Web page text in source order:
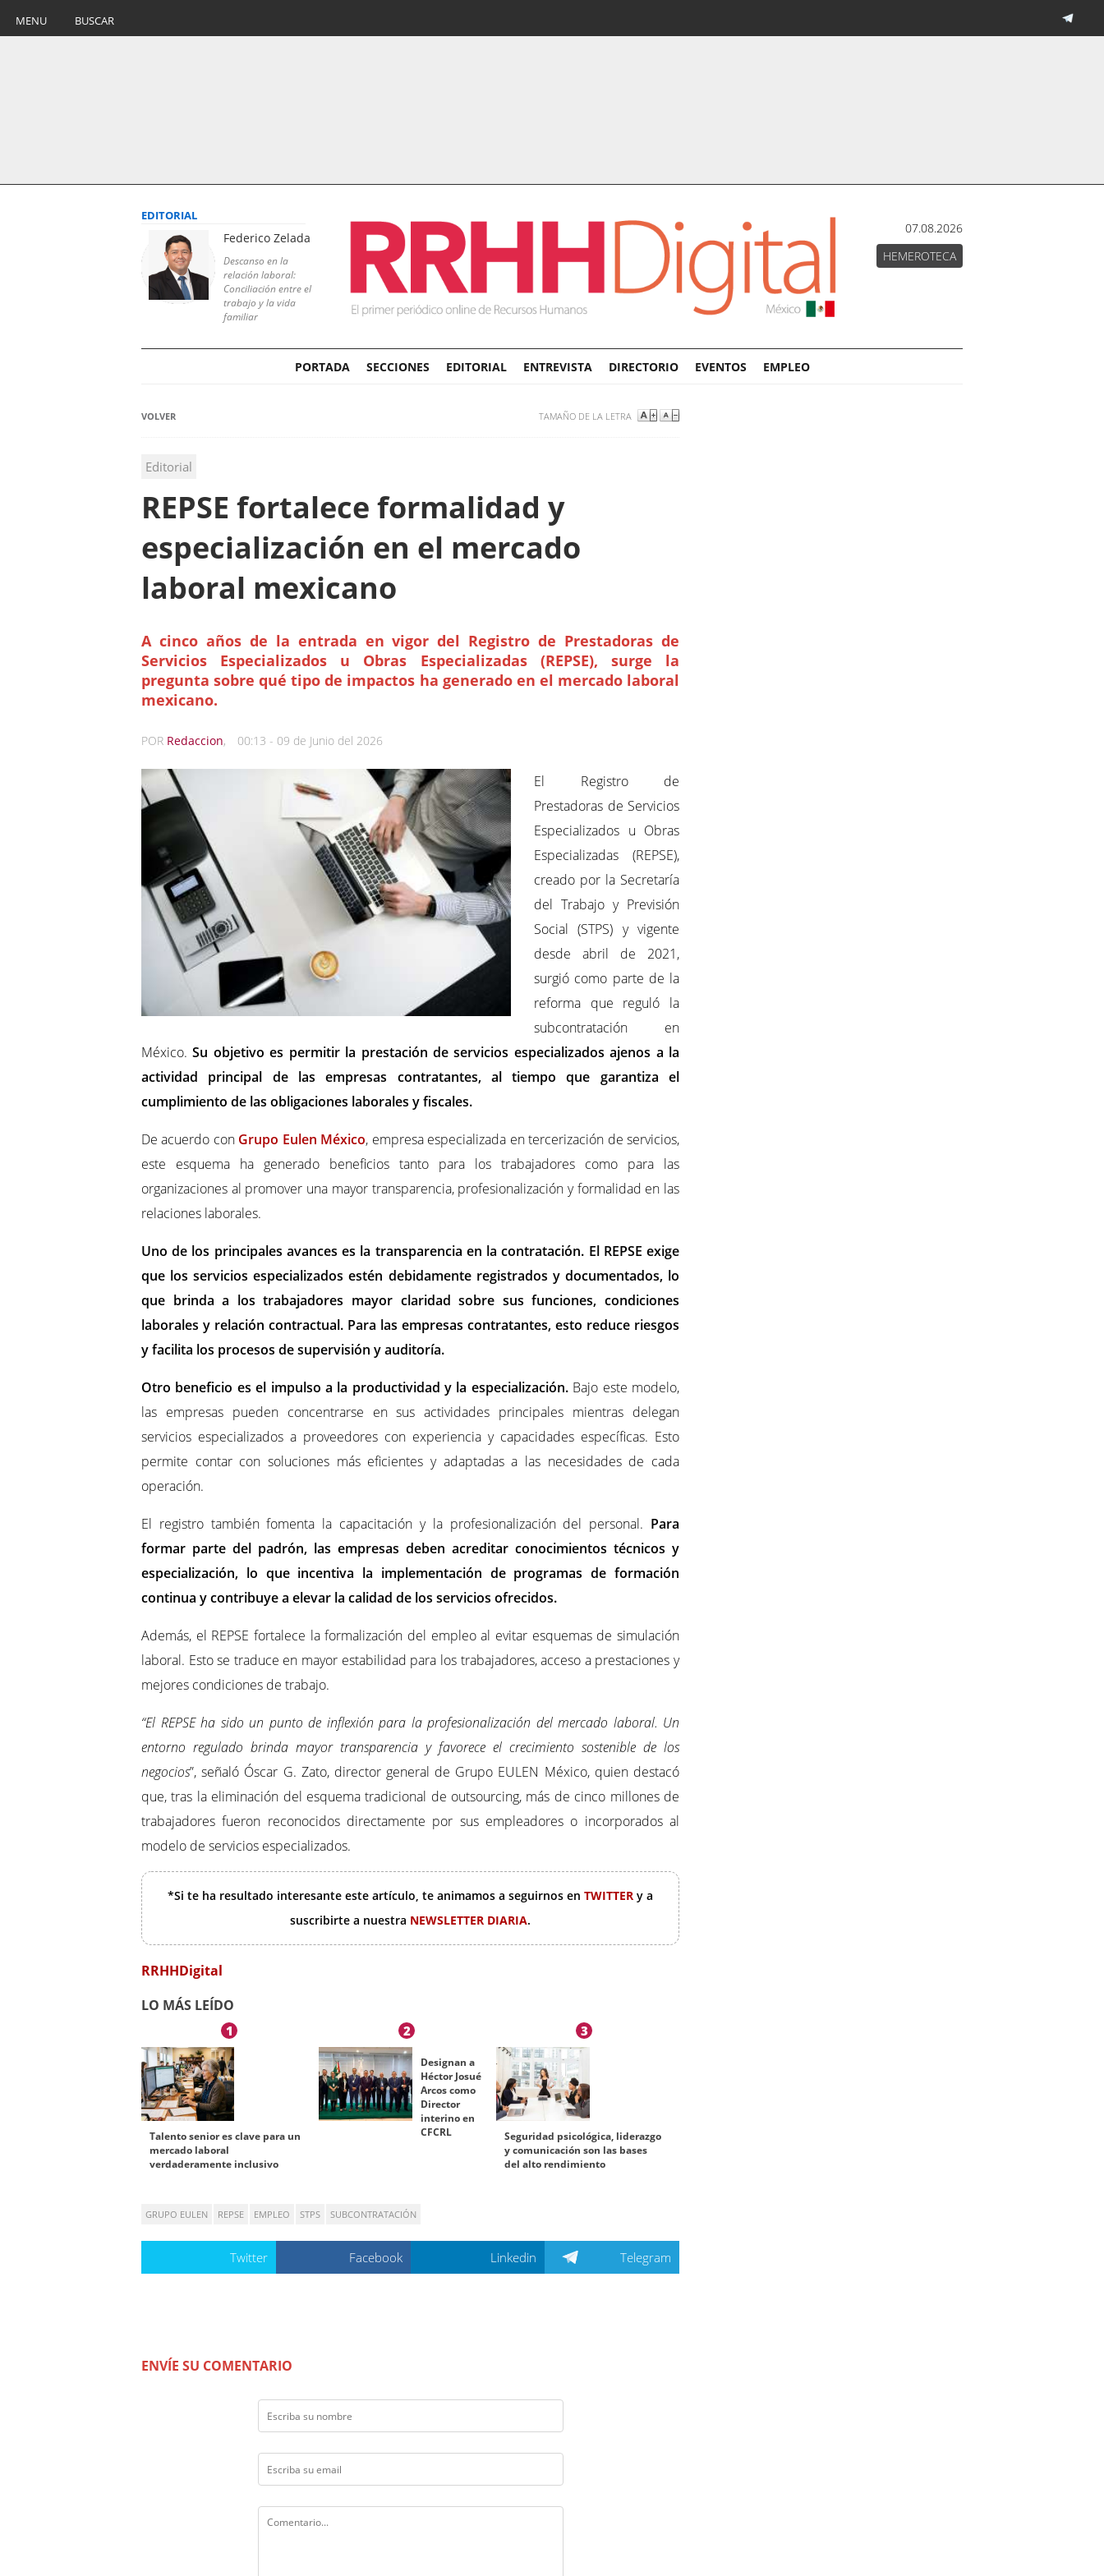
MENU BUSCAR
EDITORIAL
Federico Zelada
Descanso en la
relación laboral:
Conciliación entre el
trabajo y la vida
familiar
07.08.2026
HEMEROTECA
PORTADA SECCIONES EDITORIAL ENTREVISTA DIRECTORIO EVENTOS EMPLEO
VOLVER TAMAÑO DE LA LETRA
Editorial
REPSE fortalece formalidad y
especialización en el mercado
laboral mexicano
A cinco años de la entrada en vigor del Registro de Prestadoras de
Servicios Especializados u Obras Especializadas (REPSE), surge la
pregunta sobre qué tipo de impactos ha generado en el mercado laboral
mexicano.
POR Redaccion, 00:13 - 09 de Junio del 2026
El Registro de
Prestadoras de Servicios
Especializados u Obras
Especializadas (REPSE),
creado por la Secretaría
del Trabajo y Previsión
Social (STPS) y vigente
desde abril de 2021,
surgió como parte de la
reforma que reguló la
subcontratación en
México. Su objetivo es permitir la prestación de servicios especializados ajenos a la
actividad principal de las empresas contratantes, al tiempo que garantiza el
cumplimiento de las obligaciones laborales y fiscales.
De acuerdo con Grupo Eulen México, empresa especializada en tercerización de servicios,
este esquema ha generado beneficios tanto para los trabajadores como para las
organizaciones al promover una mayor transparencia, profesionalización y formalidad en las
relaciones laborales.
Uno de los principales avances es la transparencia en la contratación. El REPSE exige
que los servicios especializados estén debidamente registrados y documentados, lo
que brinda a los trabajadores mayor claridad sobre sus funciones, condiciones
laborales y relación contractual. Para las empresas contratantes, esto reduce riesgos
y facilita los procesos de supervisión y auditoría.
Otro beneficio es el impulso a la productividad y la especialización.Bajo este modelo,
las empresas pueden concentrarse en sus actividades principales mientras delegan
servicios especializados a proveedores con experiencia y capacidades específicas. Esto
permite contar con soluciones más eficientes y adaptadas a las necesidades de cada
operación.
El registro también fomenta la capacitación y la profesionalización del personal. Para
formar parte del padrón, las empresas deben acreditar conocimientos técnicos y
especialización, lo que incentiva la implementación de programas de formación
continua y contribuye a elevar la calidad de los servicios ofrecidos.
Además, el REPSE fortalece la formalización del empleo al evitar esquemas de simulación
laboral. Esto se traduce en mayor estabilidad para los trabajadores, acceso a prestaciones y
mejores condiciones de trabajo.
“El REPSE ha sido un punto de inflexión para la profesionalización del mercado laboral. Un
entorno regulado brinda mayor transparencia y favorece el crecimiento sostenible de los
negocios”, señaló Óscar G. Zato, director general de Grupo EULEN México, quien destacó
que, tras la eliminación del esquema tradicional de outsourcing, más de cinco millones de
trabajadores fueron reconocidos directamente por sus empleadores o incorporados al
modelo de servicios especializados.
*Si te ha resultado interesante este artículo, te animamos a seguirnos en TWITTER y a
suscribirte a nuestra NEWSLETTER DIARIA.
RRHHDigital
LO MÁS LEÍDO
1
Talento senior es clave para un
mercado laboral
verdaderamente inclusivo
2
Designan a
Héctor Josué
Arcos como
Director
interino en
CFCRL
3
Seguridad psicológica, liderazgo
y comunicación son las bases
del alto rendimiento
GRUPO EULEN REPSE EMPLEO STPS SUBCONTRATACIÓN
Twitter Facebook Linkedin Telegram
ENVÍE SU COMENTARIO